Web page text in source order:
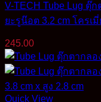
V-TECH Tube Lug ตุ๊
ยะรูน๊อต 3.2 cm โครเ
245.00
Quick View